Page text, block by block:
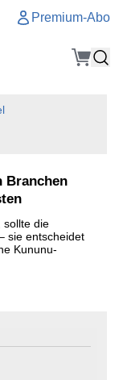
Premium-Abo
Branchen
sollte die
sie entscheidet
Kununu-